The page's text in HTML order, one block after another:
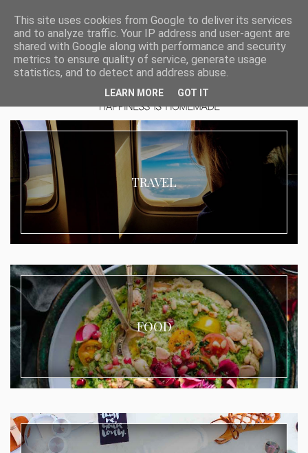
TRAVEL
FOOD
This site uses cookies from Google to deliver its services
and to analyze traffic. Your IP address and user-agent are
shared with Google along with performance and security
metrics to ensure quality of service, generate usage
statistics, and to detect and address abuse.
LEARN MORE GOT IT